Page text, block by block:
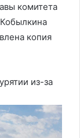
комитета
копия
из-за